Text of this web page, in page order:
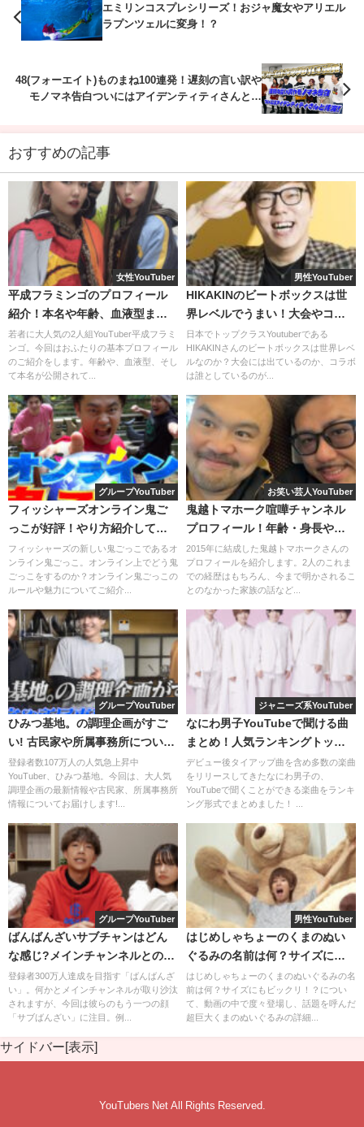
えっ？(;'∀')
と、しっかりと回答してくれました。
優しすぎるよ、福くん兄弟姉妹。
探り合いの戦い
では、対決スタートです。
メニューはこちら。
一方のエハラ家も負けじと対抗していきます。
今までとは違う白熱した雰囲気を感じます。
なぜか、エハラパパが痛風になった経緯も明かされてしま
います(笑)
さぁ、勝負の行方は！？？
念願の勝利なるか
3人それぞれ食べた後は、実食です。
結果は・・・。
カジサックファミリー念願の勝利です！！
見て下さい！この3人の喜びのリアクション！
エミリンコスプレシリーズ！おジャ魔女やアリエル
ラプンツェルに変身！？
48(フォーエイト)ものまね100連発！遅刻の言い訳や
モノマネ告白ついにはアイデンティティさんと共
おすすめの記事
女性YouTuber
平成フラミンゴのプロフィール
紹介！本名や年齢、血液型まで
調査！
若者に大人気の2人組YouTuber平成フラミ
ンゴ。今回はおふたりの基本プロフィール
のご紹介をします。年齢や、血液型、そし
て本名が公開されて...
男性YouTuber
HIKAKINのビートボックスは世
界レベルでうまい！大会やコラ
ボについても！
日本でトップクラスYoutuberである
HIKAKINさんのビートボックスは世界レベ
ルなのか？大会には出ているのか、コラボ
は誰としているのが...
グループYouTuber
フィッシャーズオンライン鬼ご
っこが好評！やり方紹介してみ
る！
フィッシャーズの新しい鬼ごっこであるオ
ンライン鬼ごっこ。オンライン上でどう鬼
ごっこをするのか？オンライン鬼ごっこの
ルールや魅力についてご紹介...
お笑い芸人YouTuber
鬼越トマホーク喧嘩チャンネル
プロフィール！年齢・身長や学
歴まで！
2015年に結成した鬼越トマホークさんの
プロフィールを紹介します。2人のこれま
での経歴はもちろん、今まで明かされるこ
とのなかった家族の話など...
グループYouTuber
ひみつ基地。の調理企画がすご
い! 古民家や所属事務所について
も!
登録者数107万人の人気急上昇中
YouTuber、ひみつ基地。今回は、大人気
調理企画の最新情報や古民家、所属事務所
情報についてお届けします!...
ジャニーズ系YouTuber
なにわ男子YouTubeで聞ける曲
まとめ！人気ランキングトップ
10！
デビュー後タイアップ曲を含め多数の楽曲
をリリースしてきたなにわ男子の、
YouTubeで聞くことができる楽曲をランキ
ング形式でまとめました！ ...
グループYouTuber
ばんばんざいサブチャンはどん
な感じ?メインチャンネルとの違
いは?
登録者300万人達成を目指す「ばんばんざ
い」。何かとメインチャンネルが取り沙汰
されますが、今回は彼らのもう一つの顔
「サブばんざい」に注目。例...
男性YouTuber
はじめしゃちょーのくまのぬい
ぐるみの名前は何？サイズにも
ビックリ！？
はじめしゃちょーのくまのぬいぐるみの名
前は何？サイズにもビックリ！？につい
て、動画の中で度々登場し、話題を呼んだ
超巨大くまのぬいぐるみの詳細...
サイドバー[表示]
YouTubers Net All Rights Reserved.